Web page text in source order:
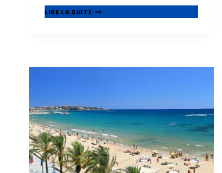
LIRE LA SUITEUNE
AVENTURE
DÉTENTE
HÔTELS
DE
SALOU
AVEC
UN
SPA
AU